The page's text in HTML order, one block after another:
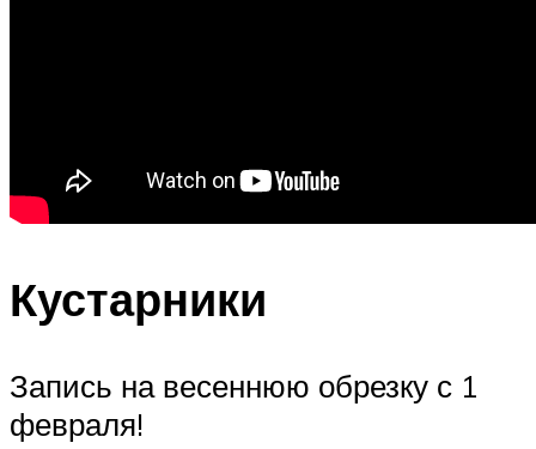
Кустарники
Запись на весеннюю обрезку с 1
февраля!